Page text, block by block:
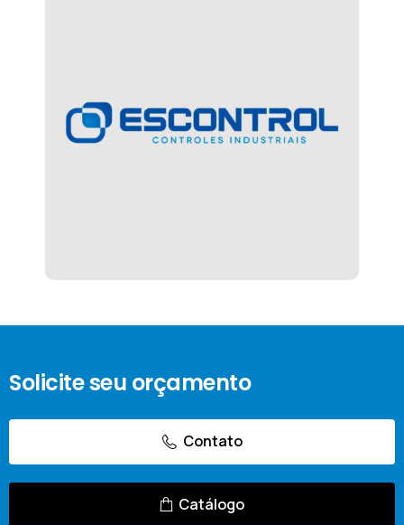
Solicite seu orçamento
Contato
Catálogo